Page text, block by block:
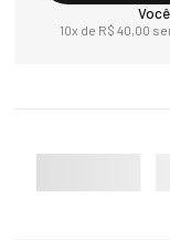
10x de R$ 40,00